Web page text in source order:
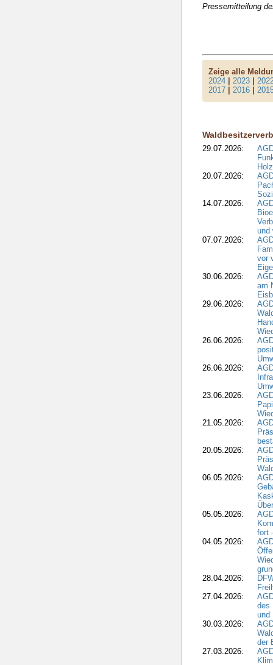
Pressemitteilung
Zeige alle
2024 |2023 |
2017 |2016 |
29.07.2026:
20.07.2026:
14.07.2026:
und
07.07.2026:
vor
30.06.2026:
am
29.06.2026:
26.06.2026:
26.06.2026:
23.06.2026:
21.05.2026:
20.05.2026:
06.05.2026:
05.05.2026:
fort
04.05.2026:
28.04.2026:
27.04.2026:
des
und
30.03.2026:
der
27.03.2026: